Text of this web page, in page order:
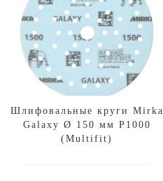
Шлифовальные круги Mirka
Galaxy Ø 150 мм P1000
(Multifit)